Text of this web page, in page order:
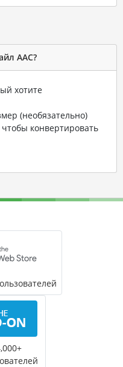
AAC?
хотите
(необязательно)
конвертировать